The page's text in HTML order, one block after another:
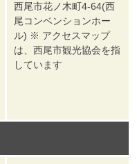
西尾市花ノ木町4-64(西
尾コンベンションホー
ル) ※ アクセスマップ
は、西尾市観光協会を指
しています